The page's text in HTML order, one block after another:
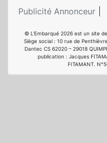
Publicité Annonceur
© L'Embarqué 2026 est un site
Siège social : 10 rue de
Dantec CS 62020 – 29018
publication : Jacques
FITAMANT.